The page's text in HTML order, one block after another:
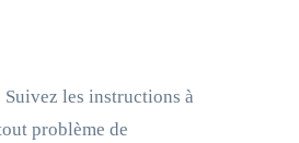
les instructions à
problème de